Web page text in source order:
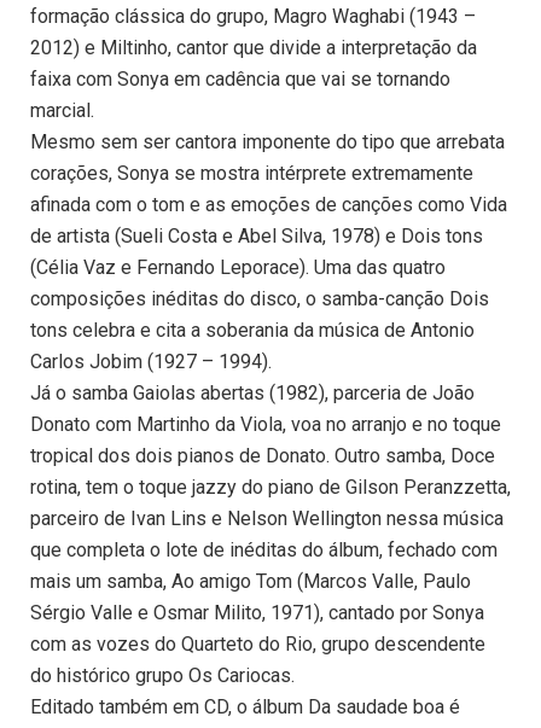
formação clássica do grupo, Magro Waghabi (1943 –
2012) e Miltinho, cantor que divide a interpretação da
faixa com Sonya em cadência que vai se tornando
marcial.
Mesmo sem ser cantora imponente do tipo que arrebata
corações, Sonya se mostra intérprete extremamente
afinada com o tom e as emoções de canções como Vida
de artista (Sueli Costa e Abel Silva, 1978) e Dois tons
(Célia Vaz e Fernando Leporace). Uma das quatro
composições inéditas do disco, o samba-canção Dois
tons celebra e cita a soberania da música de Antonio
Carlos Jobim (1927 – 1994).
Já o samba Gaiolas abertas (1982), parceria de João
Donato com Martinho da Viola, voa no arranjo e no toque
tropical dos dois pianos de Donato. Outro samba, Doce
rotina, tem o toque jazzy do piano de Gilson Peranzzetta,
parceiro de Ivan Lins e Nelson Wellington nessa música
que completa o lote de inéditas do álbum, fechado com
mais um samba, Ao amigo Tom (Marcos Valle, Paulo
Sérgio Valle e Osmar Milito, 1971), cantado por Sonya
com as vozes do Quarteto do Rio, grupo descendente
do histórico grupo Os Cariocas.
Editado também em CD, o álbum Da saudade boa é